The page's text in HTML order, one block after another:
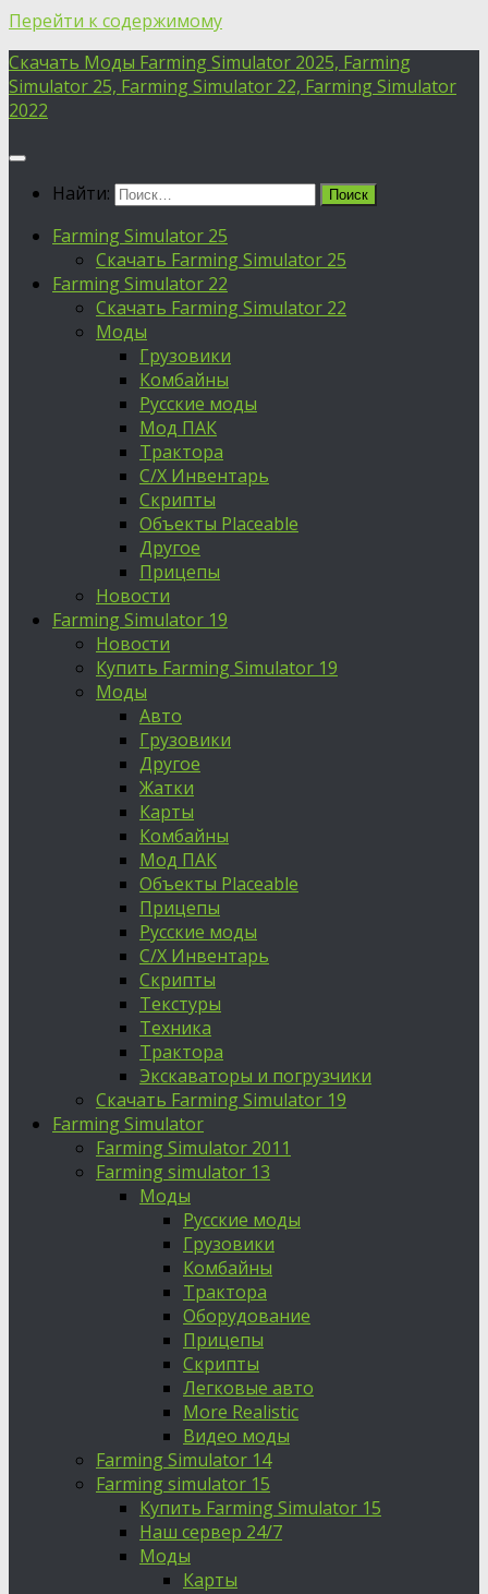
Перейти к содержимому
Скачать Моды Farming Simulator 2025, Farming
Simulator 25, Farming Simulator 22, Farming Simulator
2022
Найти:
Farming Simulator 25
Скачать Farming Simulator 25
Farming Simulator 22
Скачать Farming Simulator 22
Моды
Грузовики
Комбайны
Русские моды
Мод ПАК
Трактора
С/Х Инвентарь
Скрипты
Объекты Placeable
Другое
Прицепы
Новости
Farming Simulator 19
Новости
Купить Farming Simulator 19
Моды
Авто
Грузовики
Другое
Жатки
Карты
Комбайны
Мод ПАК
Объекты Placeable
Прицепы
Русские моды
С/Х Инвентарь
Скрипты
Текстуры
Техника
Трактора
Экскаваторы и погрузчики
Скачать Farming Simulator 19
Farming Simulator
Farming Simulator 2011
Farming simulator 13
Моды
Русские моды
Грузовики
Комбайны
Трактора
Оборудование
Прицепы
Скрипты
Легковые авто
More Realistic
Видео моды
Farming Simulator 14
Farming simulator 15
Купить Farming Simulator 15
Наш сервер 24/7
Моды
Карты